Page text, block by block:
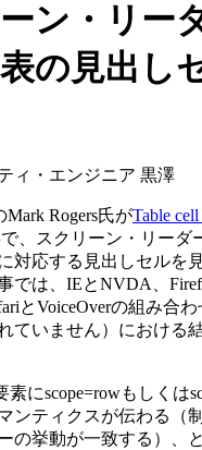
ン・リー
の見出し
ィ・エンジニア 黒澤
Mark Rogers氏がTable
、スクリーン・リーダ
対応する見出しセルを
では、IEとNVDA、
とVoiceOverの組み合
ていません）における
素にscope=rowもしくは
ンティクスが伝わる（
の挙動が一致する）、